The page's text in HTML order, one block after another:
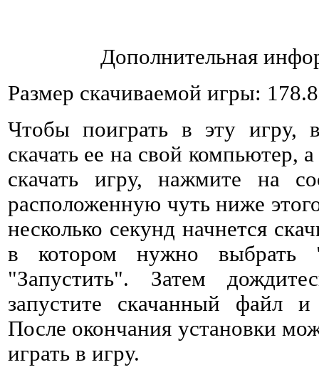
Дополнительная
Размер скачиваемой игры:
Чтобы поиграть в эту игру,
скачать ее на свой компьютер,
скачать игру, нажмите на
расположенную чуть ниже
несколько секунд начнется
в котором нужно выбрать
"Запустить". Затем
запустите скачанный файл и
После окончания установки
играть в игру.